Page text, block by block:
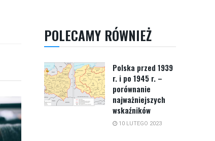
POLECAMY RÓWNIEŻ
Polska przed 1939
r. i po 1945 r. –
porównanie
najważniejszych
wskaźników
10 LUTEGO 2023